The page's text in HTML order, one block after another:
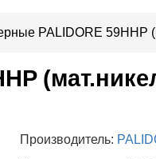
PALIDORE 59HHP
Производитель: